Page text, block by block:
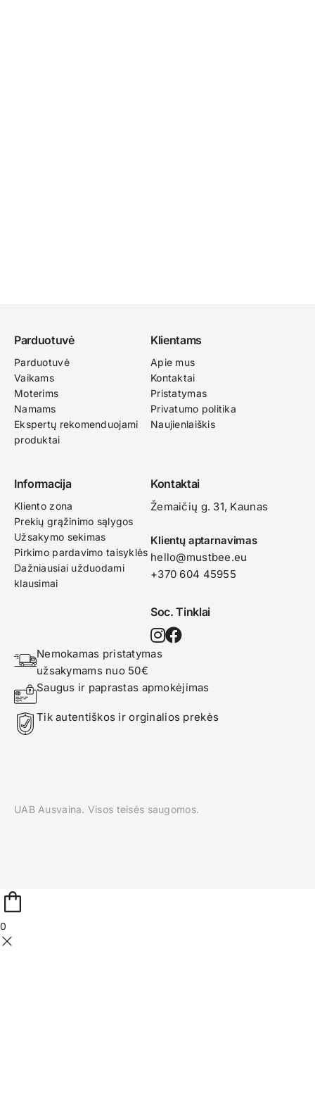
Parduotuvė
Parduotuvė
Vaikams
Moterims
Namams
Ekspertų rekomenduojami
produktai
Klientams
Apie mus
Kontaktai
Pristatymas
Privatumo politika
Naujienlaiškis
Informacija
Kliento zona
Prekių grąžinimo sąlygos
Užsakymo sekimas
Pirkimo pardavimo taisyklės
Dažniausiai užduodami
klausimai
Kontaktai
Žemaičių g. 31, Kaunas​
Klientų aptarnavimas
hello@mustbee.eu
+370 604 45955
Soc. Tinklai
Nemokamas pristatymas
užsakymams nuo 50€
Saugus ir paprastas apmokėjimas
Tik autentiškos ir orginalios prekės
UAB Ausvaina. Visos teisės saugomos.
0